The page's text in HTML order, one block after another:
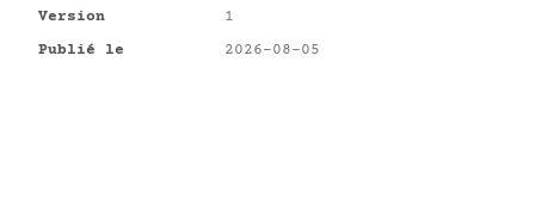
Version
1
Publié le
2026-08-05